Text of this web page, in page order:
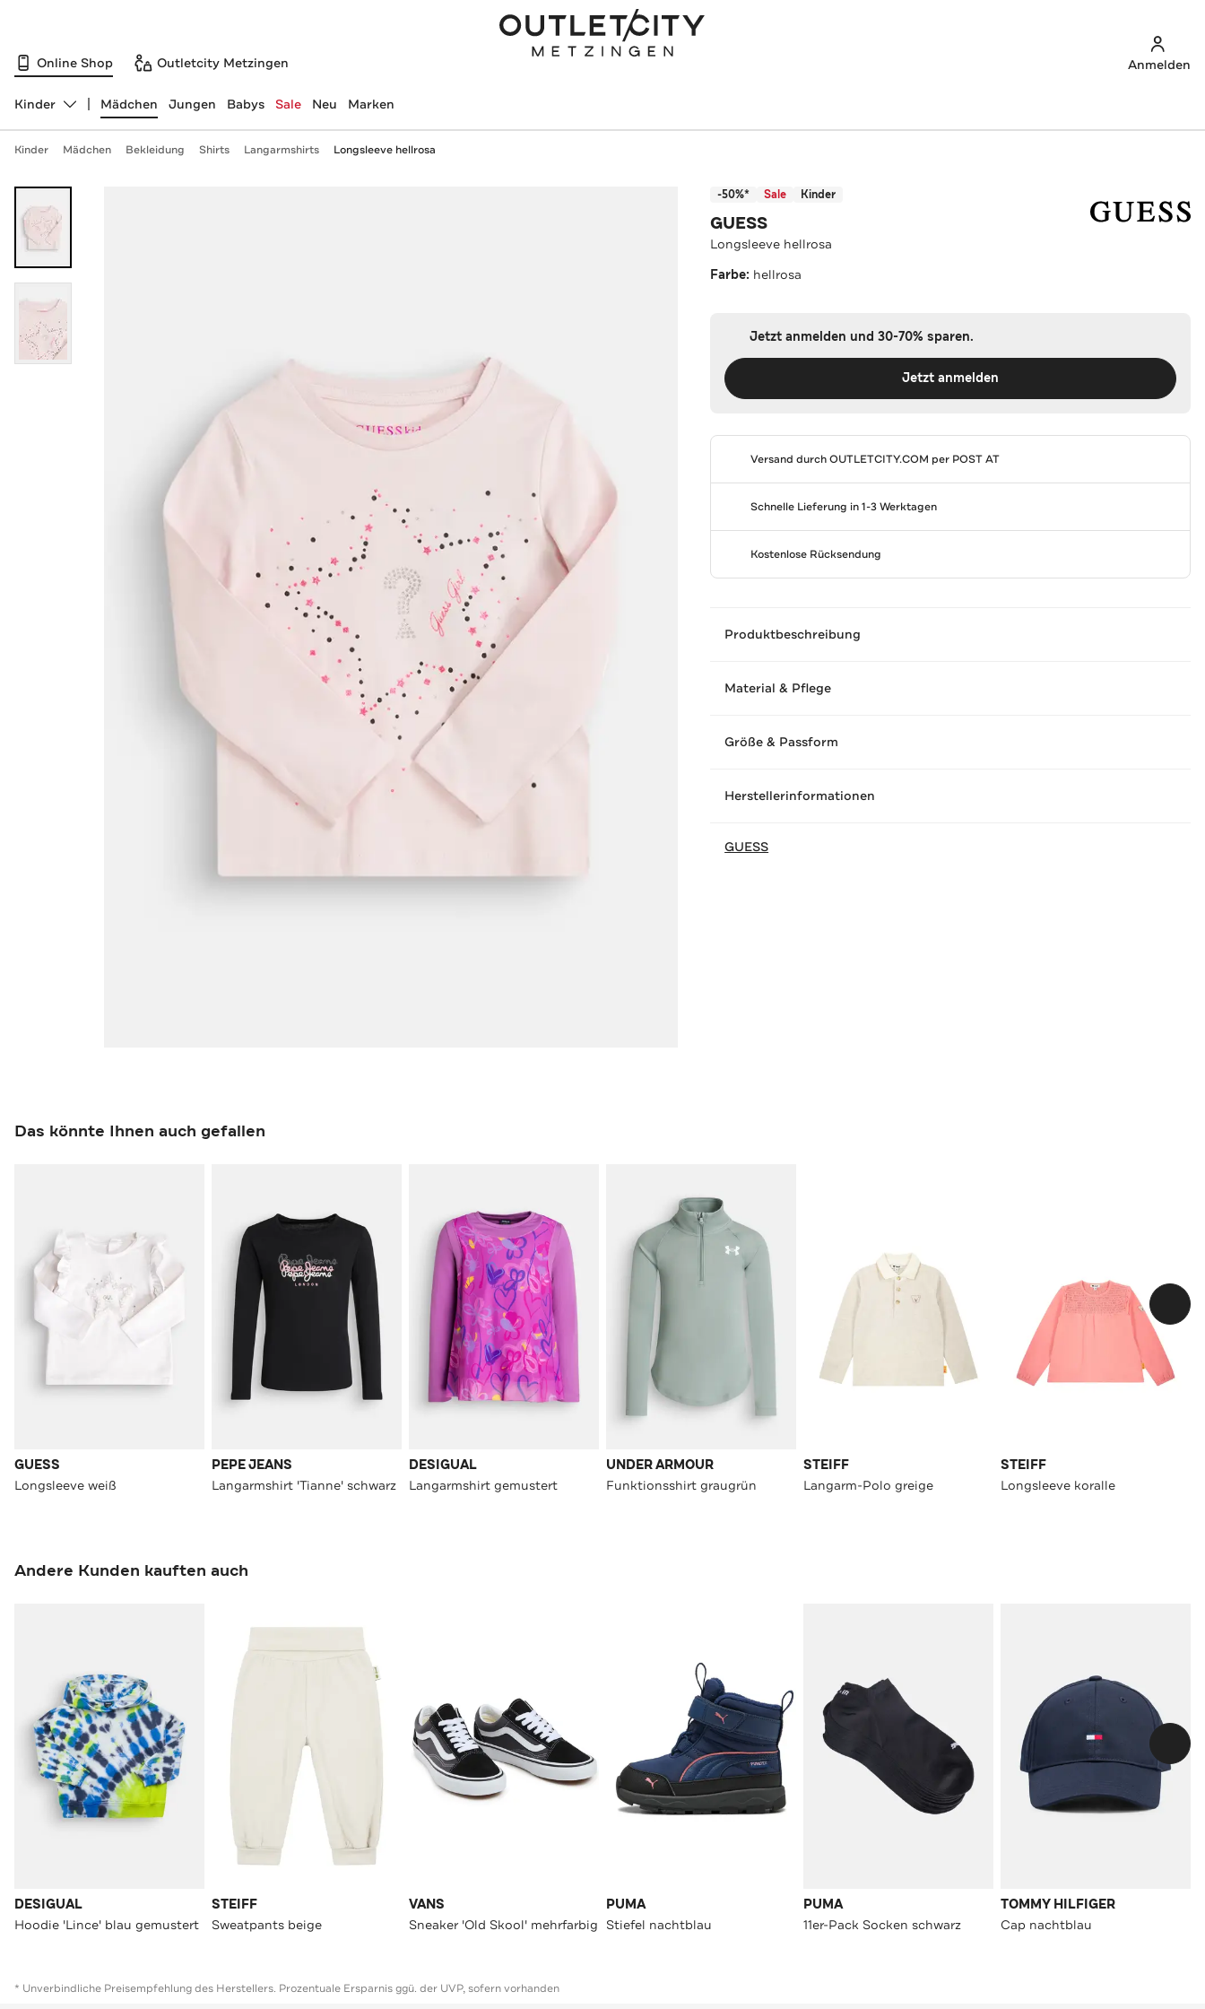
Online Shop Outletcity Metzingen Anmelden
Abteilung ändern, ausgewählt:
Kinder Mädchen Jungen Babys Sale Neu Marken
Kinder Mädchen Bekleidung Shirts Langarmshirts Longsleeve hellrosa
-50%* Sale Kinder
GUESS
Longsleeve hellrosa
Farbe: hellrosa
Jetzt anmelden und 30-70% sparen.
Jetzt anmelden
Versand durchOUTLETCITY.COM per POST AT
Schnelle Lieferung in 1-3 Werktagen
Kostenlose Rücksendung
Produktbeschreibung
Material & Pflege
Größe & Passform
Herstellerinformationen
GUESS
Das könnte Ihnen auch gefallen
GUESS
Longsleeve weiß
PEPE JEANS
Langarmshirt 'Tianne' schwarz
DESIGUAL
Langarmshirt gemustert
UNDER ARMOUR
Funktionsshirt graugrün
STEIFF
Langarm-Polo greige
STEIFF
Longsleeve koralle
Andere Kunden kauften auch
DESIGUAL
Hoodie 'Lince' blau gemustert
STEIFF
Sweatpants beige
VANS
Sneaker 'Old Skool' mehrfarbig
PUMA
Stiefel nachtblau
PUMA
11er-Pack Socken schwarz
TOMMY HILFIGER
Cap nachtblau
* Unverbindliche Preisempfehlung des Herstellers. Prozentuale Ersparnis ggü. der UVP, sofern vorhanden